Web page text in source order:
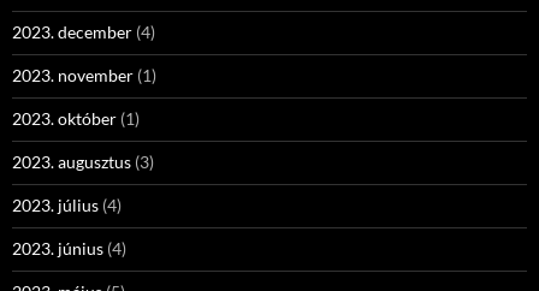
2023. december (4)
2023. november (1)
2023. október (1)
2023. augusztus (3)
2023. július (4)
2023. június (4)